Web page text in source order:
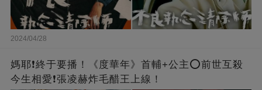
2024/04/28
媽耶❗️終于要播！《度華年》首輔+公主⭕前世互殺
今生相愛❗張凌赫炸毛醋王上線！